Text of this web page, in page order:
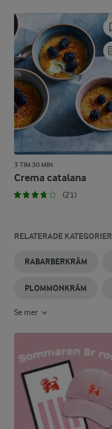
3 TIM 30 MIN
Crema catalana
(21)
RELATERADE KATEGORIER
RABARBERKRÄM
PLOMMONKRÄM
Se mer